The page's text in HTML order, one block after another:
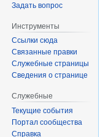
Задать вопрос
Инструменты
Ссылки сюда
Связанные правки
Служебные страницы
Сведения о странице
Служебные
Текущие события
Портал сообщества
Справка